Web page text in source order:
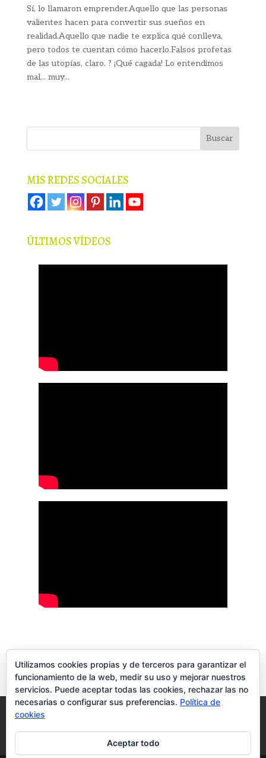
Sí, lo llamaron emprender.Aquello que las personas
valientes hacen para convertir sus sueños en
realidad.Aquello que nadie te explica qué conlleva,
pero todos te cuentan cómo hacerlo.Falsos profetas
de las utopías, claro. ? ¡Qué cagada! Lo entendimos
mal... muy...
MIS REDES SOCIALES
ÚLTIMOS VÍDEOS
Blog
Más información sobre las cookies
Utilizamos cookies propias y de terceros para garantizar el
funcionamiento de la web, medir su uso y mejorar nuestros
servicios. Puede aceptar todas las cookies, rechazar las no
necesarias o configurar sus preferencias. Política de
cookies
Aceptar todo